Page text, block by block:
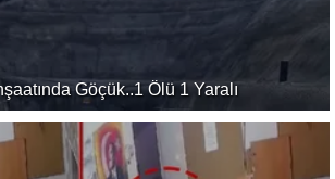
Göçük..1 Ölü 1 Yaralı